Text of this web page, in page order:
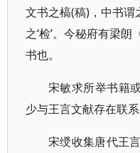
文书之槁(稿)，中书谓
之‘检’。今秘府有梁
书也。
宋敏求所举书籍
少与王言文献存在联系
宋绶收集唐代王